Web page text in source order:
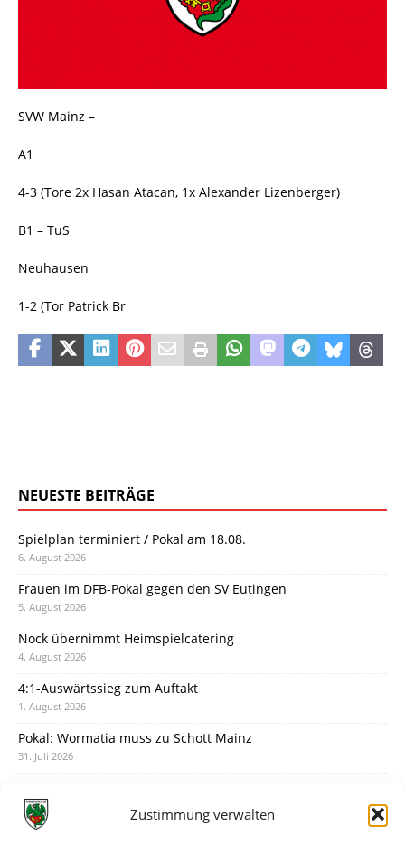
Zustimmung verwalten
SVW Mainz –
A1
4-3 (Tore 2x Hasan Atacan, 1x Alexander Lizenberger)
B1 – TuS
Neuhausen
1-2 (Tor Patrick Br
NEUESTE BEITRÄGE
Spielplan terminiert / Pokal am 18.08.
6. August 2026
Frauen im DFB-Pokal gegen den SV Eutingen
5. August 2026
Nock übernimmt Heimspielcatering
4. August 2026
4:1-Auswärtssieg zum Auftakt
1. August 2026
Pokal: Wormatia muss zu Schott Mainz
31. Juli 2026
30. Juli 2026